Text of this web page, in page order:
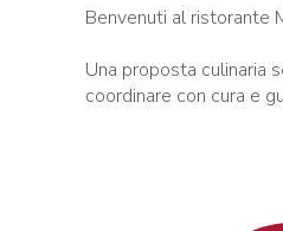
Benvenuti al ristorante
Una proposta culinaria
coordinare con cura e